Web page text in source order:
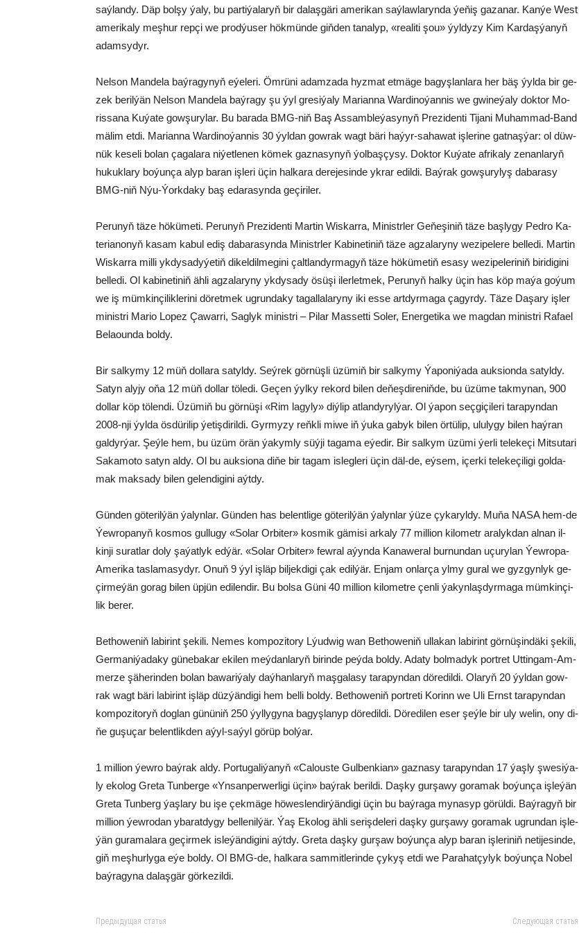
saý­lan­dy. Däp bol­şy ýa­ly, bu par­ti­ýa­la­ryň bi­r da­laş­gäri ame­ri­kan saý­law­la­ryn­da ýe­ňiş ga­za­nar. Ka­nýe West
ame­ri­ka­ly meş­hur rep­çi we prod­ýu­ser hök­mün­de giň­den ta­na­lyp, «rea­li­ti şou» ýyl­dy­zy Kim Kar­daş­ýa­nyň
adam­sy­dyr.
Nel­son Man­de­la baý­ra­gy­nyň eýe­le­ri. Öm­rü­ni adam­za­da hyz­mat et­mä­ge ba­gyş­la­n­la­ra her bäş ýyl­da bir ge­
zek be­ril­ýän Nel­son Man­de­la baý­ra­gy şu ýyl gre­si­ýa­ly Ma­ri­an­na War­di­no­ýan­nis we gwi­ne­ýa­ly dok­tor Mo­
ris­sa­na Ku­ýa­te gow­şu­ry­lar. Bu ba­ra­da BMG-niň Baş As­samb­le­ýa­sy­nyň Pre­zi­den­ti Ti­ja­ni Mu­ham­mad-Band
mä­lim et­di. Ma­ri­an­na War­di­no­ýan­nis 30 ýyl­dan gow­rak wagt bä­ri ha­ýyr-sa­ha­wat iş­le­ri­ne gat­naş­ýar: ol düw­
nük ke­se­li bo­lan ça­ga­la­ra ni­ýet­le­nen kö­mek gaz­na­sy­nyň ýol­baş­çy­sy. Dok­tor Ku­ýa­te af­ri­ka­ly ze­nan­la­ryň
hu­kuk­la­ry bo­ýun­ça alyp ba­ran iş­le­ri üçin hal­ka­ra de­re­je­sin­de yk­rar edil­di. Baý­rak gow­şu­ry­lyş da­ba­ra­sy
BMG-niň Nýu-Ýork­da­ky baş eda­ra­syn­da ge­çi­ri­ler.
Pe­ru­nyň tä­ze hö­kü­me­ti. Pe­ru­nyň Pre­zi­den­ti Mar­tin Wis­kar­ra, Mi­nistr­ler Ge­ňe­şi­niň tä­ze baş­ly­gy Ped­ro Ka­
te­ria­no­nyň ka­sam ka­bul ediş da­ba­ra­syn­da Mi­nistr­ler Ka­bi­ne­ti­niň tä­ze ag­za­la­ry­ny we­zi­pe­le­re bel­le­di. Mar­tin
Wis­kar­ra mil­li yk­dy­sa­dy­ýe­tiň di­kel­dil­me­gi­ni çalt­lan­dyr­ma­gyň tä­ze hö­kü­me­tiň esa­sy we­zi­pe­le­ri­niň bi­ri­di­gi­ni
bel­le­di. Ol ka­bi­ne­ti­niň äh­li ag­za­la­ry­ny yk­dy­sa­dy ösü­şi iler­let­mek, Pe­ru­nyň hal­ky üçin has köp ma­ýa go­ýum
we iş müm­kin­çi­lik­le­ri­ni dö­ret­mek ug­run­da­ky ta­gal­la­la­ry­ny iki es­se art­dyr­ma­ga ça­gyr­dy. Tä­ze Da­şa­ry iş­ler
mi­nist­ri Ma­rio Lo­pez Ça­war­ri, Sag­lyk mi­nist­ri – Pi­lar Mas­set­ti So­ler, Ener­ge­ti­ka we mag­dan mi­nist­ri Ra­fa­el
Be­laoun­da bol­dy.
Bir sal­ky­my 12 müň dol­la­ra sa­tyl­dy. Seý­rek gör­nüş­li üzü­miň bir sal­ky­my Ýa­po­ni­ýa­da auk­si­on­da sa­tyl­dy.
Sa­tyn aly­jy oňa 12 müň dol­lar tö­le­di. Ge­çen ýyl­ky re­kord bi­len de­ňeş­di­re­niň­de, bu üzüme tak­my­nan, 900
dol­lar köp tö­len­di. Üzü­miň bu gör­nü­şi «Rim la­gy­ly» diý­lip at­lan­dy­ryl­ýar. Ol ýa­pon seç­gi­çi­le­ri ta­ra­pyn­dan
2008-nji ýyl­da ös­dü­ri­lip ýe­tiş­di­ril­di. Gyr­my­zy reňk­li mi­we iň ýu­ka ga­byk bi­len ör­tü­lip, ulu­ly­gy bi­len haý­ran
gal­dyr­ýar. Şeý­le hem, bu üzüm örän ýa­kym­ly süý­ji ta­ga­ma eýe­dir. Bir sal­kym üzü­mi ýer­li te­le­ke­çi Mit­su­ta­ri
Sa­ka­mo­to sa­tyn al­dy. Ol bu auk­sio­na di­ňe bir ta­gam is­leg­le­ri üçin däl-de, eý­sem, içer­ki te­le­ke­çi­li­gi gol­da­
mak mak­sa­dy bi­len ge­len­di­gi­ni aýt­dy.
Gün­den gö­te­ril­ýän ýa­lyn­lar. Gün­den has be­lent­li­ge gö­te­ril­ýän ýa­lyn­lar ýü­ze çy­ka­ryl­dy. Mu­ňa NA­SA hem-de
Ýew­ro­pa­nyň kos­mos gul­lu­gy «So­lar Or­bi­ter» kos­mik gä­mi­si ar­ka­ly 77 mil­li­on ki­lo­metr ara­lyk­dan al­nan il­
kin­ji su­rat­lar do­ly şa­ýat­lyk ed­ýär. «So­lar Or­bi­ter» few­ral aýyn­da Ka­na­we­ral bur­nun­dan uçu­ry­lan Ýew­ro­pa-
Ame­ri­ka tas­la­ma­sy­dyr. Onuň 9 ýyl iş­läp bil­jek­di­gi çak edil­ýär. En­jam on­lar­ça yl­my gu­ral we gyz­gyn­lyk ge­
çir­me­ýän go­rag bi­len üp­jün edi­len­dir. Bu bol­sa Gü­ni 40 mil­li­on ki­lo­met­re çen­li ýa­kyn­laş­dyr­ma­ga müm­kin­çi­
lik be­rer.
Bet­ho­we­niň la­bi­rint şe­ki­li. Ne­mes kom­po­zi­to­ry Lýud­wig wan Bet­ho­we­niň ul­la­kan la­bi­rint gör­nü­şin­dä­ki şe­ki­li,
Ger­ma­ni­ýa­da­ky gü­ne­ba­kar eki­len meý­dan­la­ryň bi­rin­de peý­da bol­dy. Ada­ty bol­ma­dyk port­ret Ut­tin­gam-Am­
mer­ze şä­he­rin­den bo­lan ba­wa­ri­ýa­ly daý­han­la­ryň maş­ga­la­sy ta­ra­pyn­dan dö­re­dil­di. Ola­ryň 20 ýyl­dan gow­
rak wagt bä­ri la­bi­rint iş­läp düz­ýän­di­gi hem bel­li bol­dy. Bet­ho­we­niň port­re­ti Ko­rinn we Uli Ernst ta­ra­pyn­dan
kom­po­zi­to­ryň dog­lan gü­nü­niň 250 ýyl­ly­gy­na ba­gyş­la­nyp dö­re­dil­di. Dö­re­di­len eser şeý­le bir uly we­lin, ony di­
ňe gu­şu­çar be­lent­lik­den aýyl-sa­ýyl gö­rüp bol­ýar.
1 mil­li­on ýew­ro baý­rak al­dy. Por­tu­ga­li­ýa­nyň «Calous­te Gul­ben­ki­an» gaz­na­sy ta­ra­pyn­dan 17 ýaş­ly şwe­si­ýa­
ly eko­log Gre­ta Tun­ber­ge «Yn­san­per­wer­li­gi üçin» baý­rak be­ril­di. Daş­ky gur­şa­wy go­ra­mak bo­ýun­ça iş­le­ýän
Gre­ta Tun­berg ýaş­la­ry bu işe çek­mä­ge hö­wes­len­dir­ýän­di­gi üçin bu baý­ra­ga my­na­syp gö­rül­di. Baý­ra­gyň bir
mil­li­on ýew­ro­dan yba­rat­dy­gy bel­le­nil­ýär. Ýaş Eko­log äh­li se­riş­de­le­ri daş­ky gur­şa­wy go­ra­mak ug­run­dan iş­le­
ýän gu­ra­ma­la­ra ge­çir­mek is­le­ýän­di­gi­ni aýt­dy. Gre­ta daş­ky gur­şaw bo­ýun­ça alyp ba­ran iş­le­ri­niň ne­ti­je­sin­de,
giň meş­hur­ly­ga eýe bol­dy. Ol BMG-de, hal­ka­ra sam­mit­le­rin­de çy­kyş et­di we Pa­ra­hat­çy­lyk bo­ýun­ça No­bel
baý­ra­gy­na da­laş­gär gör­ke­zil­di.
Предыдущая статья Следующая статья